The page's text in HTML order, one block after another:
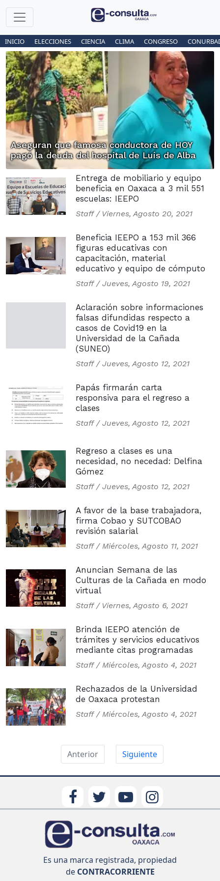
INICIO ELECCIONES CIENCIA CLIMA CONGRESO
Aseguran que famosa conductora de HOY
pagó la deuda del hospital de Luis de Alba
Entrega de mobiliario y equipo
beneficia en Oaxaca a 3 mil 551
escuelas: IEEPO
Staff / Viernes, Agosto 20, 2021
Beneficia IEEPO a 153 mil 366
figuras educativas con
capacitación, material
educativo y equipo de cómputo
Staff / Jueves, Agosto 19, 2021
Aclaración sobre informaciones
falsas difundidas respecto a
casos de Covid19 en la
Universidad de la Cañada
(SUNEO)
Staff / Jueves, Agosto 12, 2021
Papás firmarán carta
responsiva para el regreso a
clases
Staff / Jueves, Agosto 12, 2021
Regreso a clases es una
necesidad, no necedad: Delfina
Gómez
Staff / Jueves, Agosto 12, 2021
A favor de la base trabajadora,
firma Cobao y SUTCOBAO
revisión salarial
Staff / Miércoles, Agosto 11, 2021
Anuncian Semana de las
Culturas de la Cañada en modo
virtual
Staff / Viernes, Agosto 6, 2021
Brinda IEEPO atención de
trámites y servicios educativos
mediante citas programadas
Staff / Miércoles, Agosto 4, 2021
Rechazados de la Universidad
de Oaxaca protestan
Staff / Miércoles, Agosto 4, 2021
Anterior Siguiente
Es una marca registrada, propiedad
deCONTRACORRIENTE